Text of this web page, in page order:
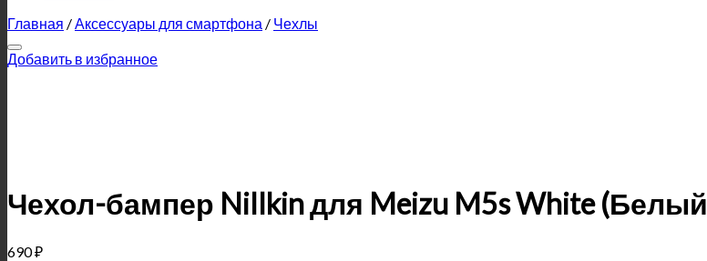
Главная /Аксессуары для смартфона / Чехлы
Добавить в избранное
Чехол-бампер Nillkin для Meizu M5s White
690₽